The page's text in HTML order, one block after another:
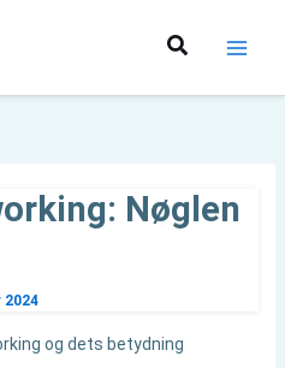
Søg
Nøglen
2024
og dets betydning